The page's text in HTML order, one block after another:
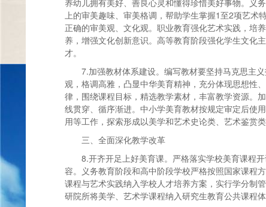
上的审美趣味、审美格调，帮助学生掌握1至2项艺
正确的审美观、文化观。职业教育强化艺术实践，培
养，增强文化创新意识。高等教育阶段强化学生文化
才。
7.加强教材体系建设。编写教材要坚持马克思主
观，格调高雅，凸显中华美育精神，充分体现思想性
律，围绕课程目标，精选教学素材，丰富教学资源。
线贯穿、循序渐进。中小学美育教材按规定审定后使
用等工作，探索形成以美学和艺术史论类、艺术鉴赏
三、全面深化教学改革
8.开齐开足上好美育课。严格落实学校美育课程
容。义务教育阶段和高中阶段学校严格按照国家课程
课程与艺术实践纳入学校人才培养方案，实行学分制
研院所将美学、艺术学课程纳入研究生教育公共课程体